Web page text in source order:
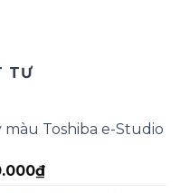
TƯ
Toshiba e-Studio
₫Giá